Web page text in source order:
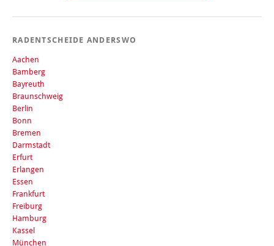
RADENTSCHEIDE ANDERSWO
Aachen
Bamberg
Bayreuth
Braunschweig
Berlin
Bonn
Bremen
Darmstadt
Erfurt
Erlangen
Essen
Frankfurt
Freiburg
Hamburg
Kassel
München